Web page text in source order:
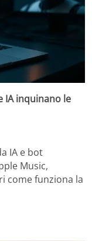
IA inquinano le
IA e bot
Music,
come funziona la